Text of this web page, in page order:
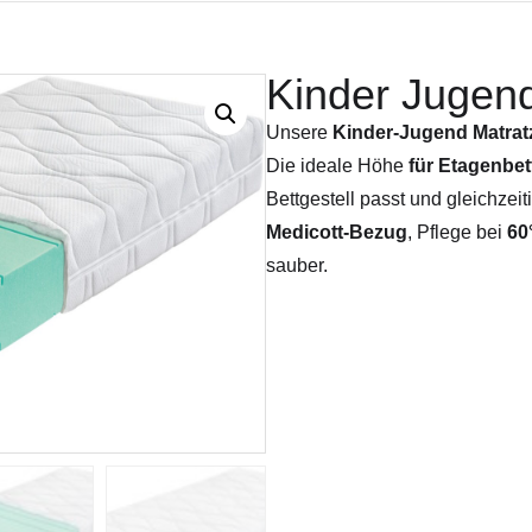
Kinder
Unsere Kinder-Jugend
Die ideale Höhe für
Bettgestell passt und
Medicott-Bezug, Pflege bei
sauber.